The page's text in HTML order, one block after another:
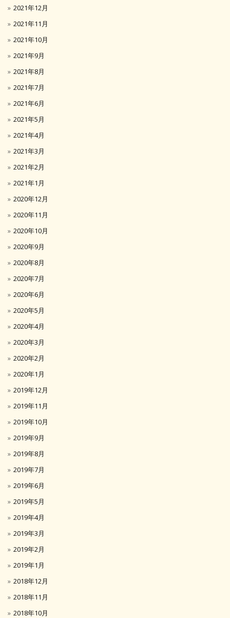
2021年12月
2021年11月
2021年10月
2021年9月
2021年8月
2021年7月
2021年6月
2021年5月
2021年4月
2021年3月
2021年2月
2021年1月
2020年12月
2020年11月
2020年10月
2020年9月
2020年8月
2020年7月
2020年6月
2020年5月
2020年4月
2020年3月
2020年2月
2020年1月
2019年12月
2019年11月
2019年10月
2019年9月
2019年8月
2019年7月
2019年6月
2019年5月
2019年4月
2019年3月
2019年2月
2019年1月
2018年12月
2018年11月
2018年10月